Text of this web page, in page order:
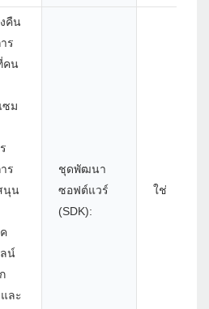
คืน
ร
คน
ซม
ร
นุน
น์
ละ
ชุดพัฒนา
ซอฟต์แวร์
(SDK):
ใช่